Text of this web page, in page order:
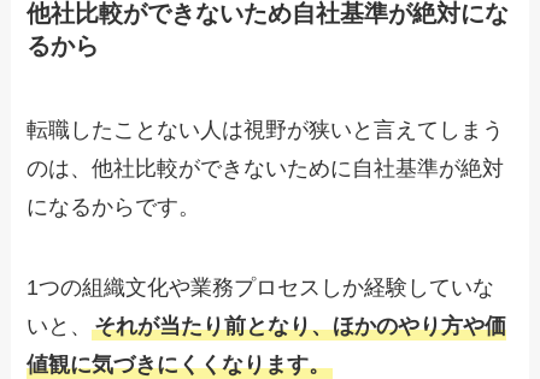
他社比較ができないため自社基準が絶対にな
るから
転職したことない人は視野が狭いと言えてしまう
のは、他社比較ができないために自社基準が絶対
になるからです。
1つの組織文化や業務プロセスしか経験していな
いと、それが当たり前となり、ほかのやり方や価
値観に気づきにくくなります。